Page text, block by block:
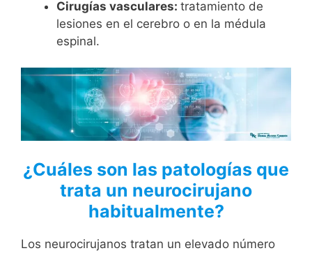
Cirugías vasculares: tratamiento de
lesiones en el cerebro o en la médula
espinal.
¿Cuáles son las patologías que
trata un neurocirujano
habitualmente?
Los neurocirujanos tratan un elevado número